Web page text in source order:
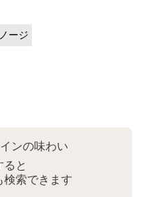
ージ
ンの味わい
ると
検索できます